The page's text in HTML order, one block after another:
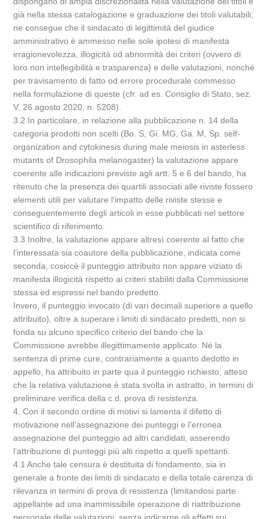
già nella stessa catalogazione e graduazione dei titoli valutabili;
ne consegue che il sindacato di legittimità del giudice
amministrativo è ammesso nelle sole ipotesi di manifesta
irragionevolezza, illogicità od abnormità dei criteri (ovvero di
loro non intellegibilità e trasparenza) e delle valutazioni, nonché
per travisamento di fatto od errore procedurale commesso
nella formulazione di queste (cfr. ad es. Consiglio di Stato, sez.
V, 26 agosto 2020, n. 5208).
3.2 In particolare, in relazione alla pubblicazione n. 14 della
categoria prodotti non scelti (Bo. S, Gi. MG, Ga. M, Sp. self-
organization and cytokinesis during male meiosis in asterless
mutants of Drosophila melanogaster) la valutazione appare
coerente alle indicazioni previste agli artt. 5 e 6 del bando, ha
ritenuto che la presenza dei quartili associati alle riviste fossero
elementi utili per valutare l’impatto delle riviste stesse e
conseguentemente degli articoli in esse pubblicati nel settore
scientifico di riferimento.
3.3 Inoltre, la valutazione appare altresì coerente al fatto che
l’interessata sia coautore della pubblicazione, indicata come
seconda, cosiccè il punteggio attribuito non appare viziato di
manifesta illogicità rispetto ai criteri stabiliti dalla Commissione
stessa ed espressi nel bando predetto.
Invero, il punteggio invocato (di vari decimali superiore a quello
attribuito), oltre a superare i limiti di sindacato predetti, non si
fonda su alcuno specifico criterio del bando che la
Commissione avrebbe illegittimamente applicato. Né la
sentenza di prime cure, contrariamente a quanto dedotto in
appello, ha attribuito in parte qua il punteggio richiesto, atteso
che la relativa valutazione è stata svolta in astratto, in termini di
preliminare verifica della c.d. prova di resistenza.
4. Con il secondo ordine di motivi si lamenta il difetto di
motivazione nell’assegnazione dei punteggi e l’erronea
assegnazione del punteggio ad altri candidati, asserendo
l’attribuzione di punteggi più alti rispetto a quelli spettanti.
4.1 Anche tale censura è destituita di fondamento, sia in
generale a fronte dei limiti di sindacato e della totale carenza di
rilevanza in termini di prova di resistenza (limitandosi parte
appellante ad una inammissibile operazione di riattribuzione